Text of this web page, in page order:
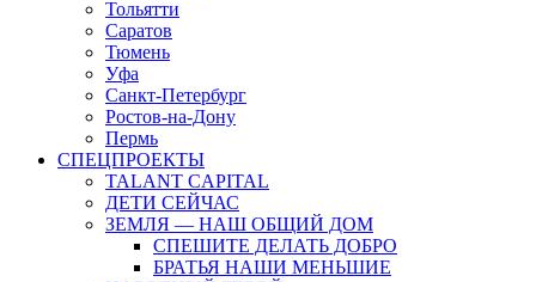
Тольятти
Саратов
Тюмень
Уфа
Санкт-Петербург
Ростов-на-Дону
Пермь
СПЕЦПРОЕКТЫ
TALANT CAPITAL
ДЕТИ СЕЙЧАС
ЗЕМЛЯ — НАШ ОБЩИЙ ДОМ
СПЕШИТЕ ДЕЛАТЬ ДОБРО
БРАТЬЯ НАШИ МЕНЬШИЕ